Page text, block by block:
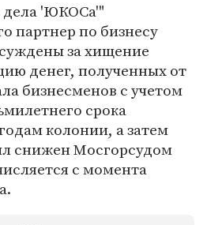
дела 'ЮКОСа'"
партнер по бизнесу
за хищение
денег, полученных от
бизнесменов с учетом
срока
колонии, а затем
снижен Мосгорсудом
с момента